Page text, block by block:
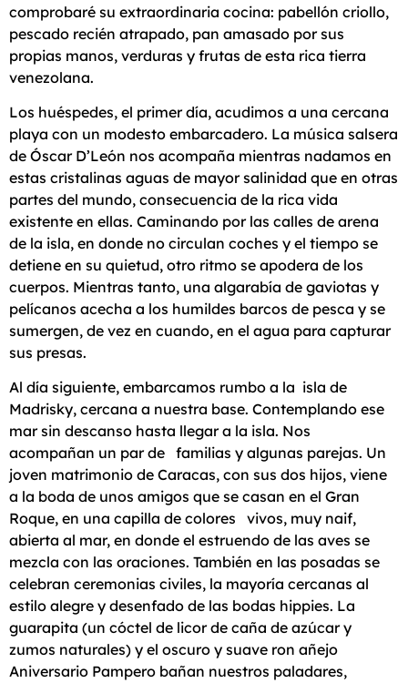
comprobaré su extraordinaria cocina: pabellón criollo,
pescado recién atrapado, pan amasado por sus
propias manos, verduras y frutas de esta rica tierra
venezolana.
Los huéspedes, el primer día, acudimos a una cercana
playa con un modesto embarcadero. La música salsera
de Óscar D’León nos acompaña mientras nadamos en
estas cristalinas aguas de mayor salinidad que en otras
partes del mundo, consecuencia de la rica vida
existente en ellas. Caminando por las calles de arena
de la isla, en donde no circulan coches y el tiempo se
detiene en su quietud, otro ritmo se apodera de los
cuerpos. Mientras tanto, una algarabía de gaviotas y
pelícanos acecha a los humildes barcos de pesca y se
sumergen, de vez en cuando, en el agua para capturar
sus presas.
Al día siguiente, embarcamos rumbo a la isla de
Madrisky, cercana a nuestra base. Contemplando ese
mar sin descanso hasta llegar a la isla. Nos
acompañan un par de familias y algunas parejas. Un
joven matrimonio de Caracas, con sus dos hijos, viene
a la boda de unos amigos que se casan en el Gran
Roque, en una capilla de colores vivos, muy naif,
abierta al mar, en donde el estruendo de las aves se
mezcla con las oraciones. También en las posadas se
celebran ceremonias civiles, la mayoría cercanas al
estilo alegre y desenfado de las bodas hippies. La
guarapita (un cóctel de licor de caña de azúcar y
zumos naturales) y el oscuro y suave ron añejo
Aniversario Pampero bañan nuestros paladares,